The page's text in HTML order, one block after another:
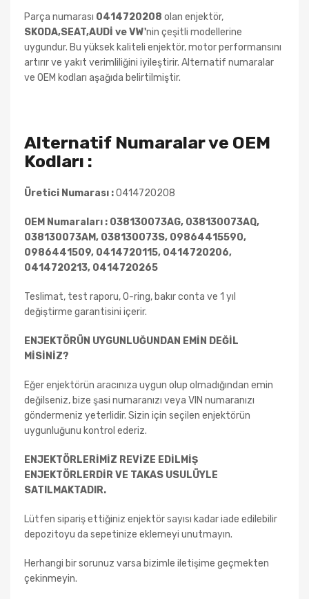
Parça numarası 0414720208 olan enjektör,
SKODA,SEAT,AUDİ veVW'nin çeşitli modellerine
uygundur. Bu yüksek kaliteli enjektör, motor performansını
artırır ve yakıt verimliliğini iyileştirir. Alternatif numaralar
ve OEM kodları aşağıda belirtilmiştir.
Alternatif Numaralar ve OEM
Kodları :
Üretici Numarası :0414720208
OEM Numaraları : 038130073AG, 038130073AQ,
038130073AM, 038130073S, 09864415590,
0986441509, 0414720115, 0414720206,
0414720213, 0414720265
Teslimat, test raporu, O-ring, bakır conta ve 1 yıl
değiştirme garantisini içerir.
ENJEKTÖRÜN UYGUNLUĞUNDAN EMİN DEĞİL
MİSİNİZ?
Eğer enjektörün aracınıza uygun olup olmadığından emin
değilseniz, bize şasi numaranızı veya VIN numaranızı
göndermeniz yeterlidir. Sizin için seçilen enjektörün
uygunluğunu kontrol ederiz.
ENJEKTÖRLERİMİZ REVİZE EDİLMİŞ
ENJEKTÖRLERDİR VE TAKAS USULÜYLE
SATILMAKTADIR.
Lütfen sipariş ettiğiniz enjektör sayısı kadar iade edilebilir
depozitoyu da sepetinize eklemeyi unutmayın.
Herhangi bir sorunuz varsa bizimle iletişime geçmekten
çekinmeyin.